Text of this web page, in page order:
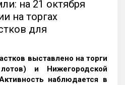
на 21 октября
на торгах
для
выставлено на торги
и Нижегородской
наблюдается в